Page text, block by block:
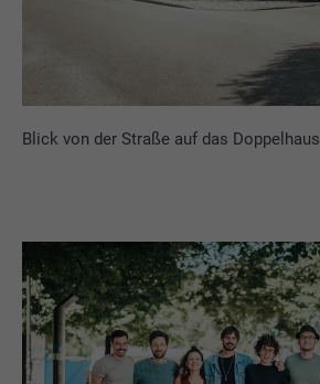
Blick von der Straße auf das Doppelhaus